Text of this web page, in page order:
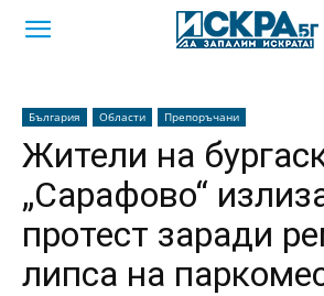
България Области Препоръчани
Жители на
„Сарафово“
протест заради
липса на